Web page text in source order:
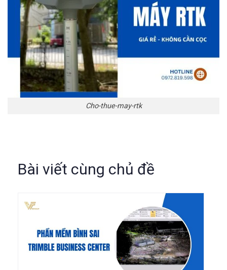
Cho-thue-may-rtk
Bài viết cùng chủ đề